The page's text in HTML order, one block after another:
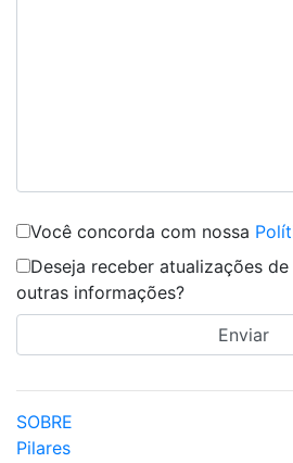
Você concorda com nossa
Deseja receber atualizações
outras informações?
SOBRE
Pilares